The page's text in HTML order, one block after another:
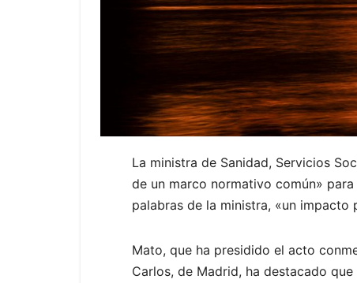
La ministra de Sanidad, Servicios
de un marco normativo común»
palabras de la ministra, «un impacto
Mato, que ha presidido el acto
Carlos, de Madrid, ha destacado